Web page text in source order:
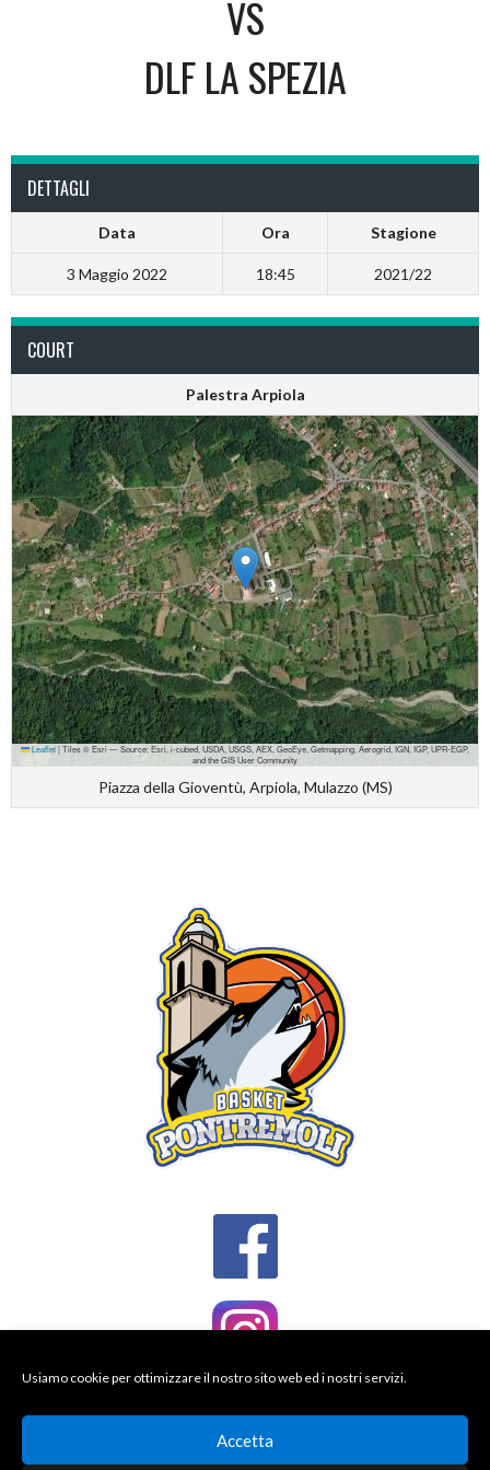
Usiamo cookie per ottimizzare il nostro sito web ed i nostri servizi.
Accetta
VS
DLF LA SPEZIA
DETTAGLI
Data Ora Stagione
3 Maggio 2022 18:45 2021/22
COURT
Palestra Arpiola
Leaflet |Tiles © Esri — Source: Esri, i-cubed, USDA, USGS, AEX, GeoEye, Getmapping, Aerogrid, IGN, IGP, UPR-EGP,
and the GIS User Community
Piazza della Gioventù, Arpiola, Mulazzo (MS)